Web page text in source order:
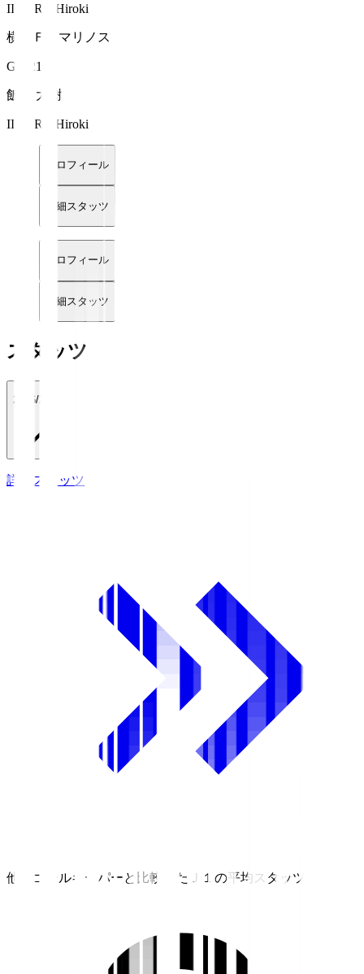
IIKURA Hiroki
横浜Ｆ・マリノス
GK 21
飯倉 大樹
IIKURA Hiroki
プロフィール
詳細スタッツ
プロフィール
詳細スタッツ
スタッツ
2026/27
詳細スタッツ
他のゴールキーパーと比較したＪ１の平均スタッツ